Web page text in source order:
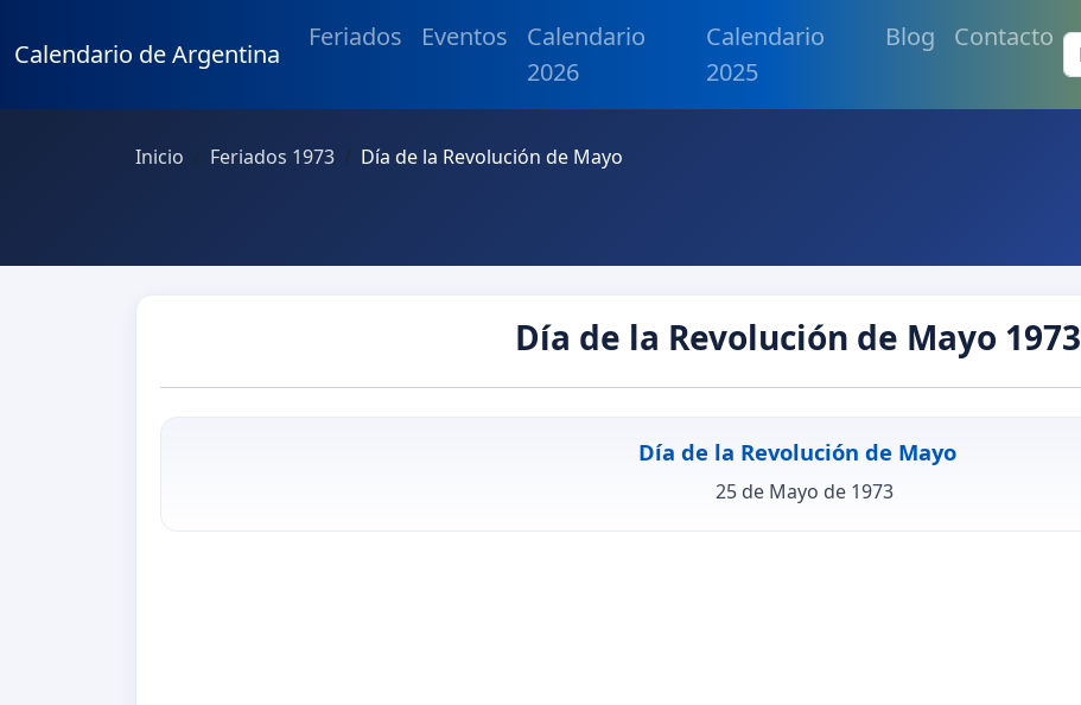
Calendario de Argentina
Feriados Eventos
Calendario
2026
Calendario
2025
Blog Contacto
Inicio Feriados 1973 Día de la Revolución de Mayo
Día de la Revolución de Mayo 1973
Día de la Revolución de Mayo
25 de Mayo de 1973